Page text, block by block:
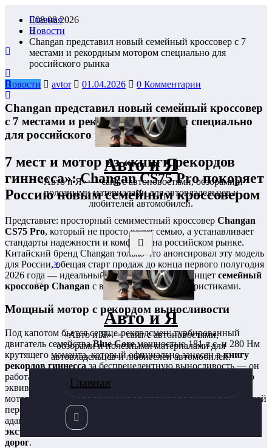
содержимому
08.08.2026
Авто и Я
«Авто и Я» — сайт с автоновостями, обзорами и
полезными материалами для автовладельцев и
любителей автомобилей.
×
Авто и Я
«Авто и Я» — сайт с автоновостями,
обзорами и полезными материалами для
автовладельцев и любителей автомобилей.
Главная
Главная
Новости
Changan представил новый семейный кроссовер с 7
местами и рекордным мотором специально для
российского рынка
Новости
avtor 01.04.2026 0 Комментарии
Changan представил новый семейный кроссовер
с 7 местами и рекордным мотором специально
для российского рынка
7 мест и мотор из «книги рекордов
гиннесса»: Changan CS75 Pro покоряет
Россию новым семейным кроссовером
Представьте: просторный семиместный кроссовер Changan
CS75 Pro, который не просто возит семью, а устанавливает
стандарты надежности и комфорта на российском рынке.
Китайский бренд Changan только что анонсировал эту модель
для России, обещая старт продаж до конца первого полугодия
2026 года — идеальный вариант для тех, кто ищет семейный
кроссовер Changan с выдающимися характеристиками.
Мощный мотор с рекордом выносливости
Под капотом бьется сердце-рекордсмен: турбированный
двигатель семействаBlue Coreмощностью 181 л.с. и 280 Нм
крутящего момента, который официально занесен вкнигу
рекордов гиннесса за беспрецедентную выносливость — он
работал на максимальных оборотах 259 часов 46 минут, что
эквивалентно 52 000 км пробега без единой поломки. Этот
мотор сочетается с 7-ступенчатой роботизированной коробкой
передач, передним приводом и расходом топлива,
адаптированным под АИ-92 —
экстремальными условиями, теперь для ваших семейных
дорог.